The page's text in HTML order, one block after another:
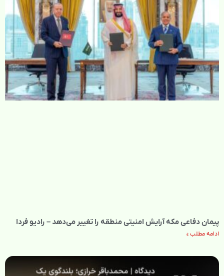
پیمان دفاعی مکه آرایش امنیتی منطقه را تغییر می‌دهد – رادیو فردا
ادامه مطلب »